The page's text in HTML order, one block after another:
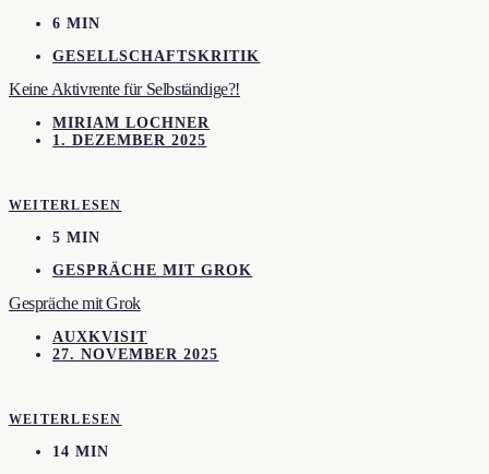
6 MIN
GESELLSCHAFTSKRITIK
Keine Aktivrente für Selbständige?!
MIRIAM LOCHNER
1. DEZEMBER 2025
WEITERLESEN
5 MIN
GESPRÄCHE MIT GROK
Gespräche mit Grok
AUXKVISIT
27. NOVEMBER 2025
WEITERLESEN
14 MIN